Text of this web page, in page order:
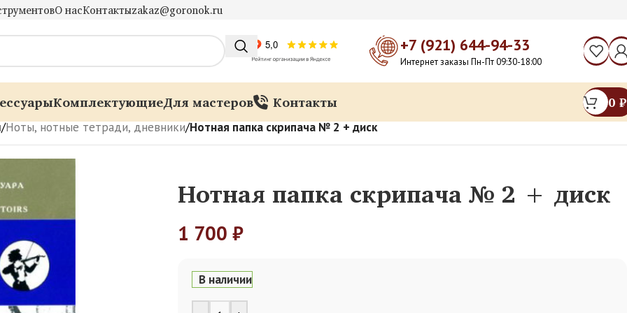
О насКонтактыzakaz@goronok.ru
+7 (921) 644-94-33
Интернет заказы Пн-Пт 09:30-18:00
КомплектующиеДля мастеров Контакты 0 ₽
/Ноты, нотные тетради, дневники/Нотная папка скрипача № 2 + диск
Нотная папка скрипача № 2 + диск
1 700 ₽
В наличии
Alternative: